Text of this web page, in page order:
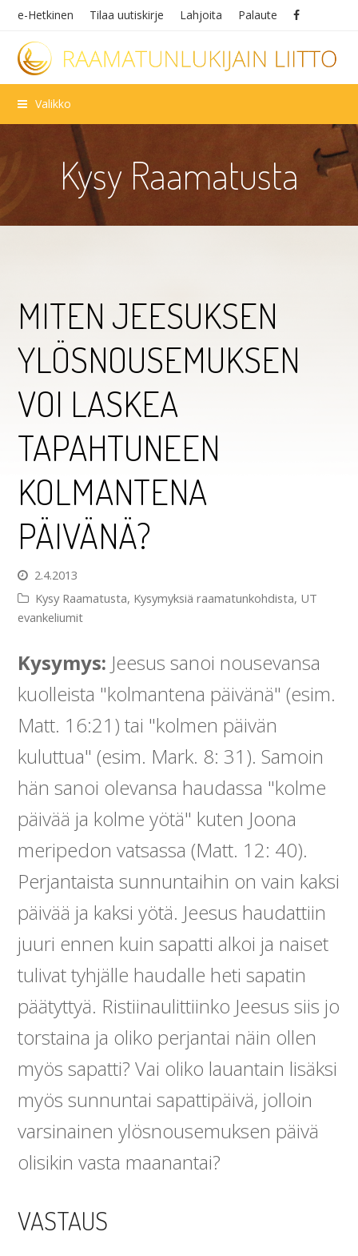
e-Hetkinen Tilaa uutiskirje Lahjoita Palaute
Valikko
Kysy Raamatusta
MITEN JEESUKSEN
YLÖSNOUSEMUKSEN
VOI LASKEA
TAPAHTUNEEN
KOLMANTENA
PÄIVÄNÄ?
2.4.2013
Kysy Raamatusta, Kysymyksiä raamatunkohdista, UT
evankeliumit
Kysymys: Jeesus sanoi nousevansa
kuolleista "kolmantena päivänä" (esim.
Matt. 16:21) tai "kolmen päivän
kuluttua" (esim. Mark. 8: 31). Samoin
hän sanoi olevansa haudassa "kolme
päivää ja kolme yötä" kuten Joona
meripedon vatsassa (Matt. 12: 40).
Perjantaista sunnuntaihin on vain kaksi
päivää ja kaksi yötä. Jeesus haudattiin
juuri ennen kuin sapatti alkoi ja naiset
tulivat tyhjälle haudalle heti sapatin
päätyttyä. Ristiinaulittiinko Jeesus siis jo
torstaina ja oliko perjantai näin ollen
myös sapatti? Vai oliko lauantain lisäksi
myös sunnuntai sapattipäivä, jolloin
varsinainen ylösnousemuksen päivä
olisikin vasta maanantai?
VASTAUS